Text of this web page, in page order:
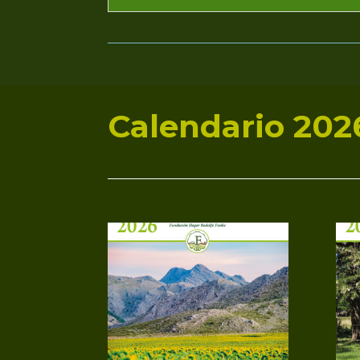
Calendario